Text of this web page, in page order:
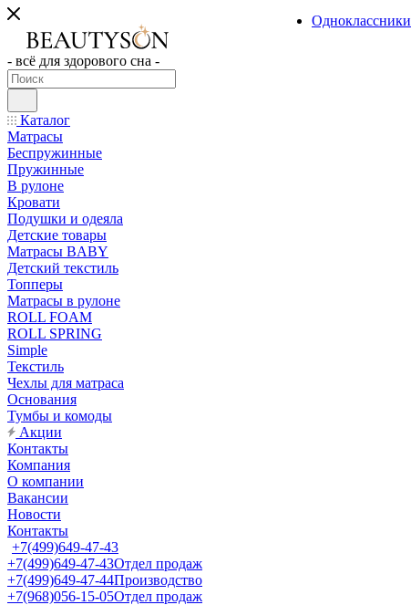
- всё для здорового сна -
Каталог
Матрасы
Беспружинные
Пружинные
В рулоне
Кровати
Подушки и одеяла
Детские товары
Матрасы BABY
Детский текстиль
Топперы
Матрасы в рулоне
ROLL FOAM
ROLL SPRING
Simple
Текстиль
Чехлы для матраса
Основания
Тумбы и комоды
Акции
Контакты
Компания
О компании
Вакансии
Новости
Контакты
+7(499)649-47-43
+7(499)649-47-43Отдел продаж
+7(499)649-47-44Производство
+7(968)056-15-05Отдел продаж
Одноклассники